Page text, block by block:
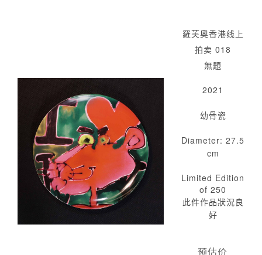
羅芙奧香港线上
拍卖 018
無題
2021
幼骨瓷
Diameter: 27.5
cm
Limited Edition
of 250
此件作品狀況良
好
预估价